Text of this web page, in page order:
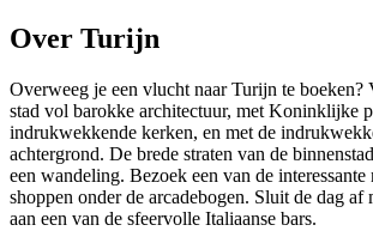
Over Turijn
Overweeg je een vlucht naar Turijn te boeken?
stad vol barokke architectuur, met Koninklijke
indrukwekkende kerken, en met de
achtergrond. De brede straten van de
een wandeling. Bezoek een van de interessante
shoppen onder de arcadebogen. Sluit de dag af
aan een van de sfeervolle Italiaanse bars.